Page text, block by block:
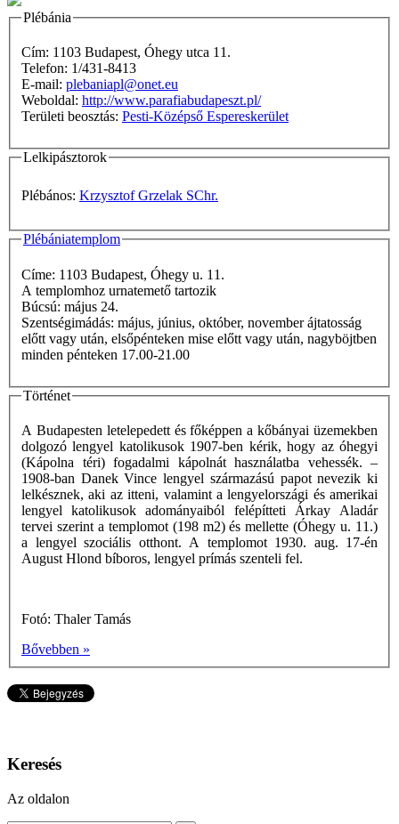
Plébánia
Cím: 1103 Budapest, Óhegy utca 11.
Telefon: 1/431-8413
E-mail: plebaniapl@onet.eu
Weboldal: http://www.parafiabudapeszt.pl/
Területi beosztás: Pesti-Középső Espereskerület
Lelkipásztorok
Plébános: Krzysztof Grzelak SChr.
Plébániatemplom
Címe: 1103 Budapest, Óhegy u. 11.
A templomhoz urnatemető tartozik
Búcsú: május 24.
Szentségimádás: május, június, október, november ájtatosság
előtt vagy után, elsőpénteken mise előtt vagy után, nagyböjtben
minden pénteken 17.00-21.00
Történet
A Budapesten letelepedett és főképpen a kőbányai üzemekben
dolgozó lengyel katolikusok 1907-ben kérik, hogy az óhegyi
(Kápolna téri) fogadalmi kápolnát használatba vehessék. –
1908-ban Danek Vince lengyel származású papot nevezik ki
lelkésznek, aki az itteni, valamint a lengyelországi és amerikai
lengyel katolikusok adományaiból felépítteti Árkay Aladár
tervei szerint a templomot (198 m2) és mellette (Óhegy u. 11.)
a lengyel szociális otthont. A templomot 1930. aug. 17-én
August Hlond bíboros, lengyel prímás szenteli fel.
Fotó: Thaler Tamás
Bővebben »
Keresés
Az oldalon